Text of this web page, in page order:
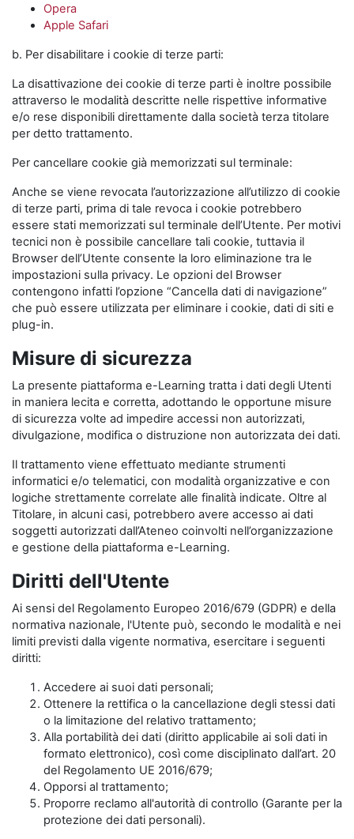
Opera
Apple Safari
b. Per disabilitare i cookie di terze parti:
La disattivazione dei cookie di terze parti è inoltre possibile
attraverso le modalità descritte nelle rispettive informative
e/o rese disponibili direttamente dalla società terza titolare
per detto trattamento.
Per cancellare cookie già memorizzati sul terminale:
Anche se viene revocata l’autorizzazione all’utilizzo di cookie
di terze parti, prima di tale revoca i cookie potrebbero
essere stati memorizzati sul terminale dell’Utente. Per motivi
tecnici non è possibile cancellare tali cookie, tuttavia il
Browser dell’Utente consente la loro eliminazione tra le
impostazioni sulla privacy. Le opzioni del Browser
contengono infatti l’opzione “Cancella dati di navigazione”
che può essere utilizzata per eliminare i cookie, dati di siti e
plug-in.
Misure di sicurezza
La presente piattaforma e-Learning tratta i dati degli Utenti
in maniera lecita e corretta, adottando le opportune misure
di sicurezza volte ad impedire accessi non autorizzati,
divulgazione, modifica o distruzione non autorizzata dei dati.
Il trattamento viene effettuato mediante strumenti
informatici e/o telematici, con modalità organizzative e con
logiche strettamente correlate alle finalità indicate. Oltre al
Titolare, in alcuni casi, potrebbero avere accesso ai dati
soggetti autorizzati dall’Ateneo coinvolti nell’organizzazione
e gestione della piattaforma e-Learning.
Diritti dell'Utente
Ai sensi del Regolamento Europeo 2016/679 (GDPR) e della
normativa nazionale, l'Utente può, secondo le modalità e nei
limiti previsti dalla vigente normativa, esercitare i seguenti
diritti:
Accedere ai suoi dati personali;
Ottenere la rettifica o la cancellazione degli stessi dati
o la limitazione del relativo trattamento;
Alla portabilità dei dati (diritto applicabile ai soli dati in
formato elettronico), così come disciplinato dall’art. 20
del Regolamento UE 2016/679;
Opporsi al trattamento;
Proporre reclamo all'autorità di controllo (Garante per la
protezione dei dati personali).